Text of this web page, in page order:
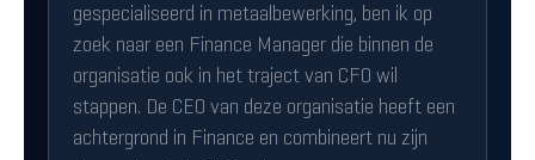
gespecialiseerd in metaalbewerking, ben ik op
zoek naar een Finance Manager die binnen de
organisatie ook in het traject van CFO wil
stappen. De CEO van deze organisatie heeft een
achtergrond in Finance en combineert nu zijn